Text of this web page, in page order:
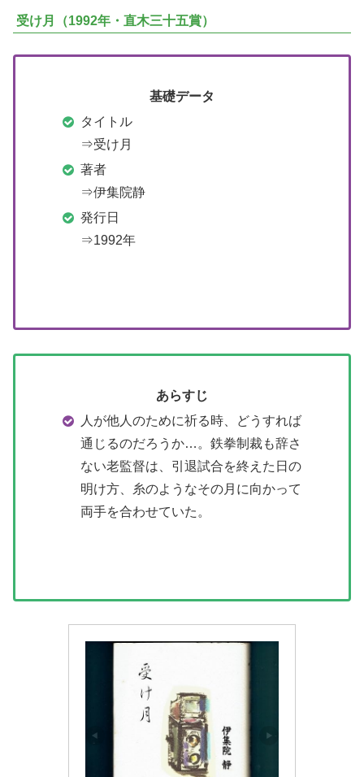
受け月（1992年・直木三十五賞）
基礎データ
タイトル
⇒受け月
著者
⇒伊集院静
発行日
⇒1992年
あらすじ
人が他人のために祈る時、どうすれば
通じるのだろうか…。鉄拳制裁も辞さ
ない老監督は、引退試合を終えた日の
明け方、糸のようなその月に向かって
両手を合わせていた。